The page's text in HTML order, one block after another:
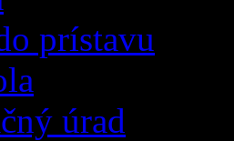
prístavu
úrad